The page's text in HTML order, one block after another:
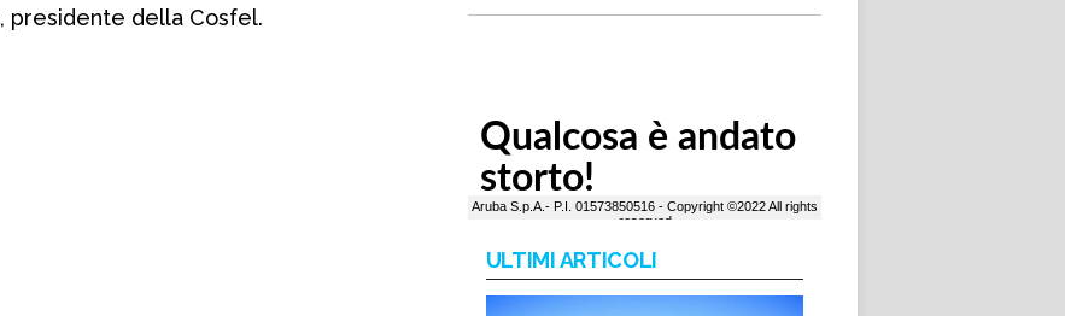
, presidente della Cosfel.
ULTIMI ARTICOLI